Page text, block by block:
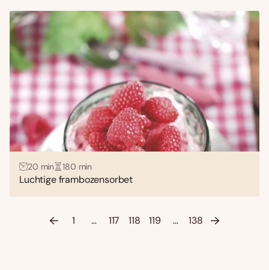
20 min 180 min
Luchtige frambozensorbet
1 … 117 118 119 … 138